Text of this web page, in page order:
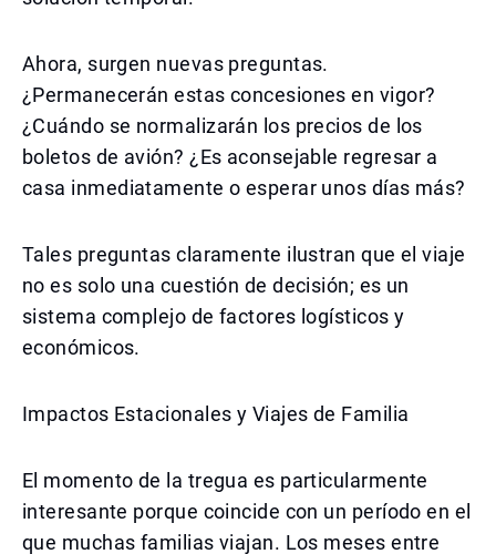
Ahora, surgen nuevas preguntas.
¿Permanecerán estas concesiones en vigor?
¿Cuándo se normalizarán los precios de los
boletos de avión? ¿Es aconsejable regresar a
casa inmediatamente o esperar unos días más?
Tales preguntas claramente ilustran que el viaje
no es solo una cuestión de decisión; es un
sistema complejo de factores logísticos y
económicos.
Impactos Estacionales y Viajes de Familia
El momento de la tregua es particularmente
interesante porque coincide con un período en el
que muchas familias viajan. Los meses entre